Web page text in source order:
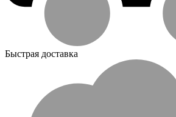
Быстрая доставка